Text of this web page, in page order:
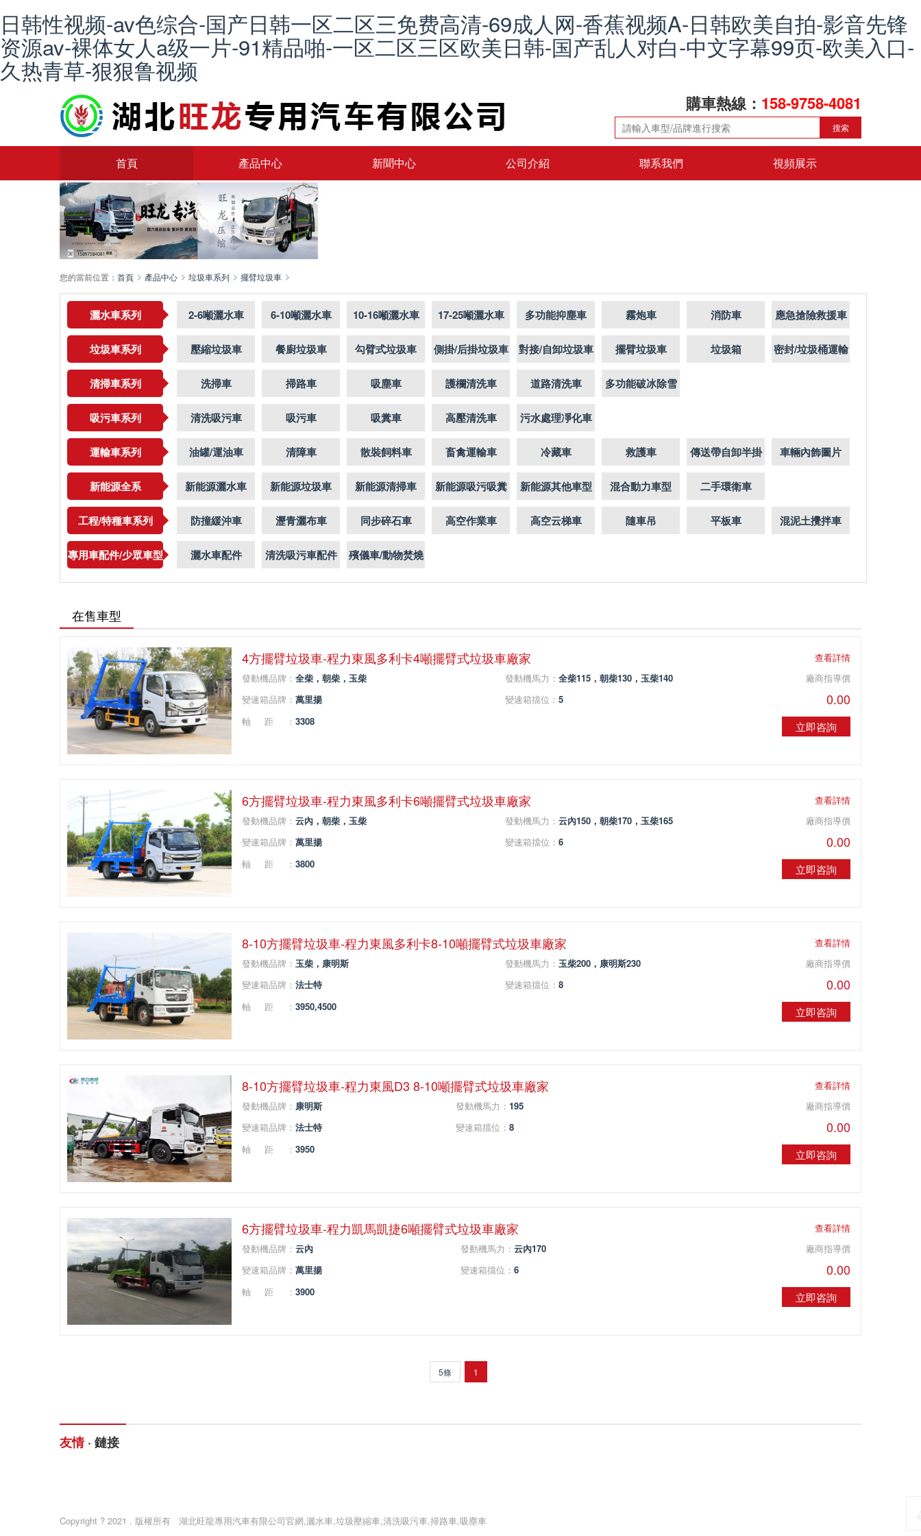
日韩性视频-av色综合-国产日韩一区二区三免费高清-69成人网-香蕉视频A-日韩欧美自拍-影音先锋
资源av-裸体女人a级一片-91精品啪-一区二区三区欧美日韩-国产乱人对白-中文字幕99页-欧美入口-
久热青草-狠狠鲁视频
購車熱線： 158-9758-4081
搜索
首頁 產品中心 新聞中心 公司介紹 聯系我們 視頻展示
您的當前位置： 首頁 產品中心 垃圾車系列 擺臂垃圾車
灑水車系列 2-6噸灑水車 6-10噸灑水車 10-16噸灑水車 17-25噸灑水車 多功能抑塵車 霧炮車 消防車 應急搶險救援車
垃圾車系列 壓縮垃圾車 餐廚垃圾車 勾臂式垃圾車 側掛/后掛垃圾車 對接/自卸垃圾車 擺臂垃圾車 垃圾箱
密封/垃圾桶運輸
清掃車系列 洗掃車 掃路車 吸塵車 護欄清洗車 道路清洗車
多功能破冰除雪
吸污車系列 清洗吸污車 吸污車 吸糞車 高壓清洗車 污水處理凈化車
運輸車系列 油罐/運油車 清障車 散裝飼料車 畜禽運輸車 冷藏車 救護車 傳送帶自卸半掛 車輛內飾圖片
新能源全系 新能源灑水車 新能源垃圾車 新能源清掃車 新能源吸污吸糞 新能源其他車型 混合動力車型 二手環衛車
工程/特種車系列 防撞緩沖車 瀝青灑布車 同步碎石車 高空作業車 高空云梯車 隨車吊 平板車 混泥土攪拌車
專用車配件/少眾車型 灑水車配件 清洗吸污車配件
殯儀車/動物焚燒
車
在售車型
4方擺臂垃圾車-程力東風多利卡4噸擺臂式垃圾車廠家
查看詳情
發動機品牌： 全柴，朝柴，玉柴 發動機馬力： 全柴115，朝柴130，玉柴140
變速箱品牌： 萬里揚 變速箱擋位： 5
軸距： 3308
廠商指導價
0.00
立即咨詢
6方擺臂垃圾車-程力東風多利卡6噸擺臂式垃圾車廠家
查看詳情
發動機品牌： 云內，朝柴，玉柴 發動機馬力： 云內150，朝柴170，玉柴165
變速箱品牌： 萬里揚 變速箱擋位： 6
軸距： 3800
廠商指導價
0.00
立即咨詢
8-10方擺臂垃圾車-程力東風多利卡8-10噸擺臂式垃圾車廠家
查看詳情
發動機品牌： 玉柴，康明斯 發動機馬力： 玉柴200，康明斯230
變速箱品牌： 法士特 變速箱擋位： 8
軸距： 3950,4500
廠商指導價
0.00
立即咨詢
8-10方擺臂垃圾車-程力東風D3 8-10噸擺臂式垃圾車廠家
查看詳情
發動機品牌： 康明斯 發動機馬力： 195
變速箱品牌： 法士特 變速箱擋位： 8
軸距： 3950
廠商指導價
0.00
立即咨詢
6方擺臂垃圾車-程力凱馬凱捷6噸擺臂式垃圾車廠家
查看詳情
發動機品牌： 云內 發動機馬力： 云內170
變速箱品牌： 萬里揚 變速箱擋位： 6
軸距： 3900
廠商指導價
0.00
立即咨詢
5條 1
友情· 鏈接
Copyright ? 2021 . 版權所有 湖北旺龍專用汽車有限公司官網,灑水車,垃圾壓縮車,清洗吸污車,掃路車,吸塵車